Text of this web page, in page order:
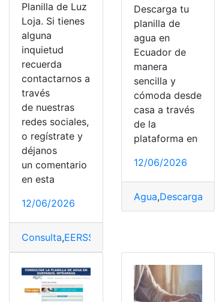
Planilla de Luz
Loja. Si tienes
alguna
inquietud
recuerda
contactarnos a
través
de nuestras
redes sociales,
o regístrate y
déjanos
un comentario
en esta
12/06/2026
Consulta,EERSSA
Descarga tu
planilla de
agua en
Ecuador de
manera
sencilla y
cómoda desde
casa a través
de la
plataforma en
12/06/2026
Agua,Descargar